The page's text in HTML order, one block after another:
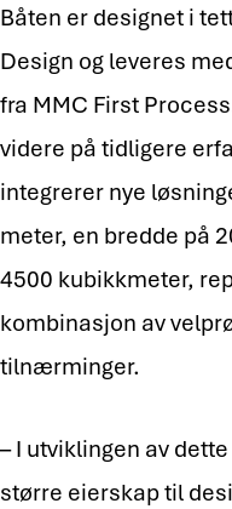
Båten er designet i
Design og leveres
fra MMC First
videre på tidligere
integrerer nye
meter, en bredde på
4500 kubikkmeter,
kombinasjon av
tilnærminger.
– I utviklingen av
større eierskap til